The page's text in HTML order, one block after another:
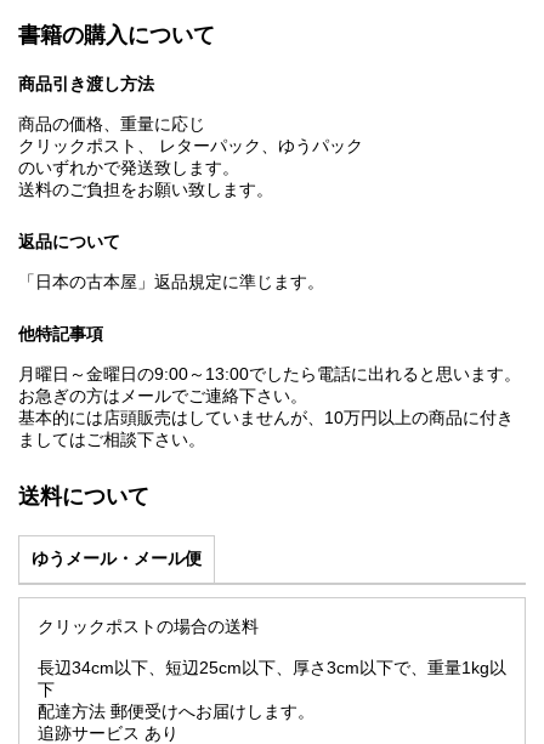
書籍の購入について
商品引き渡し方法
商品の価格、重量に応じ
クリックポスト、 レターパック、ゆうパック
のいずれかで発送致します。
送料のご負担をお願い致します。
返品について
「日本の古本屋」返品規定に準じます。
他特記事項
月曜日～金曜日の9:00～13:00でしたら電話に出れると思います。
お急ぎの方はメールでご連絡下さい。
基本的には店頭販売はしていませんが、10万円以上の商品に付き
ましてはご相談下さい。
送料について
ゆうメール・メール便
クリックポストの場合の送料
長辺34cm以下、短辺25cm以下、厚さ3cm以下で、重量1kg以
下
配達方法 郵便受けへお届けします。
追跡サービス あり